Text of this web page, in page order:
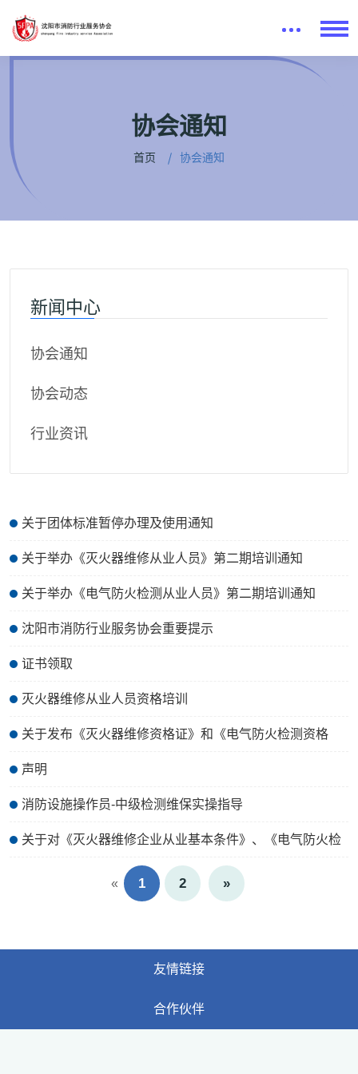
协会通知
首页 协会通知
新闻中心
协会通知
协会动态
行业资讯
关于团体标准暂停办理及使用通知
关于举办《灭火器维修从业人员》第二期培训通知
关于举办《电气防火检测从业人员》第二期培训通知
沈阳市消防行业服务协会重要提示
证书领取
灭火器维修从业人员资格培训
关于发布《灭火器维修资格证》和《电气防火检测资格
证》申报的通知
声明
消防设施操作员-中级检测维保实操指导
关于对《灭火器维修企业从业基本条件》、《电气防火检
测机构资格评定及管理》团体标准（征求意见稿）征求意
« 1 2 »
友情链接
合作伙伴